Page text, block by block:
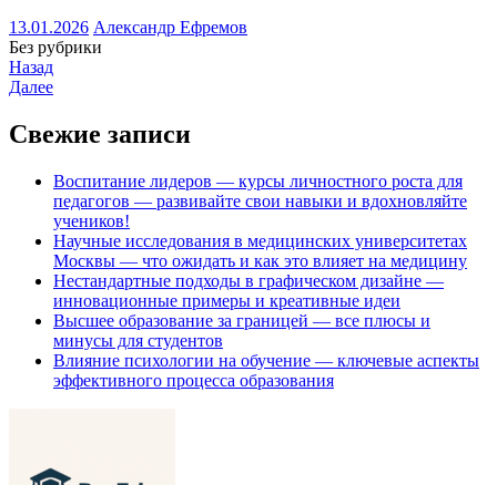
13.01.2026 Александр Ефремов
Без рубрики
Назад
Далее
Свежие записи
Воспитание лидеров — курсы личностного роста для
педагогов — развивайте свои навыки и вдохновляйте
учеников!
Научные исследования в медицинских университетах
Москвы — что ожидать и как это влияет на медицину
Нестандартные подходы в графическом дизайне —
инновационные примеры и креативные идеи
Высшее образование за границей — все плюсы и
минусы для студентов
Влияние психологии на обучение — ключевые аспекты
эффективного процесса образования